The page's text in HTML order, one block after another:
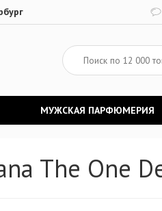
МУЖСКАЯ ПАРФЮМЕРИЯ
The One